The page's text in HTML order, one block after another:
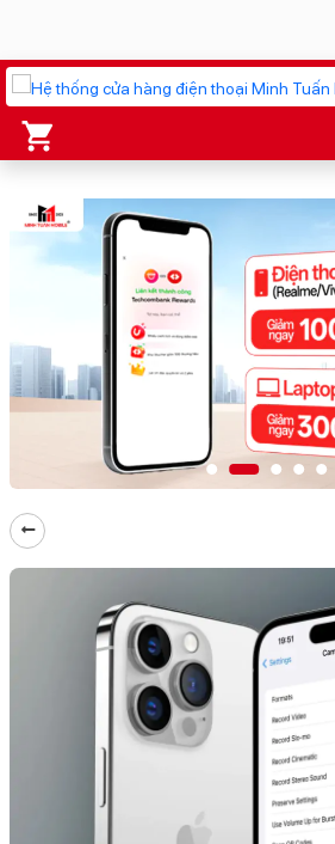
iPhone 17 Pro Max
AirTag 2 Mới
AirPods 4
Apple Watch S11
Loa Marshall